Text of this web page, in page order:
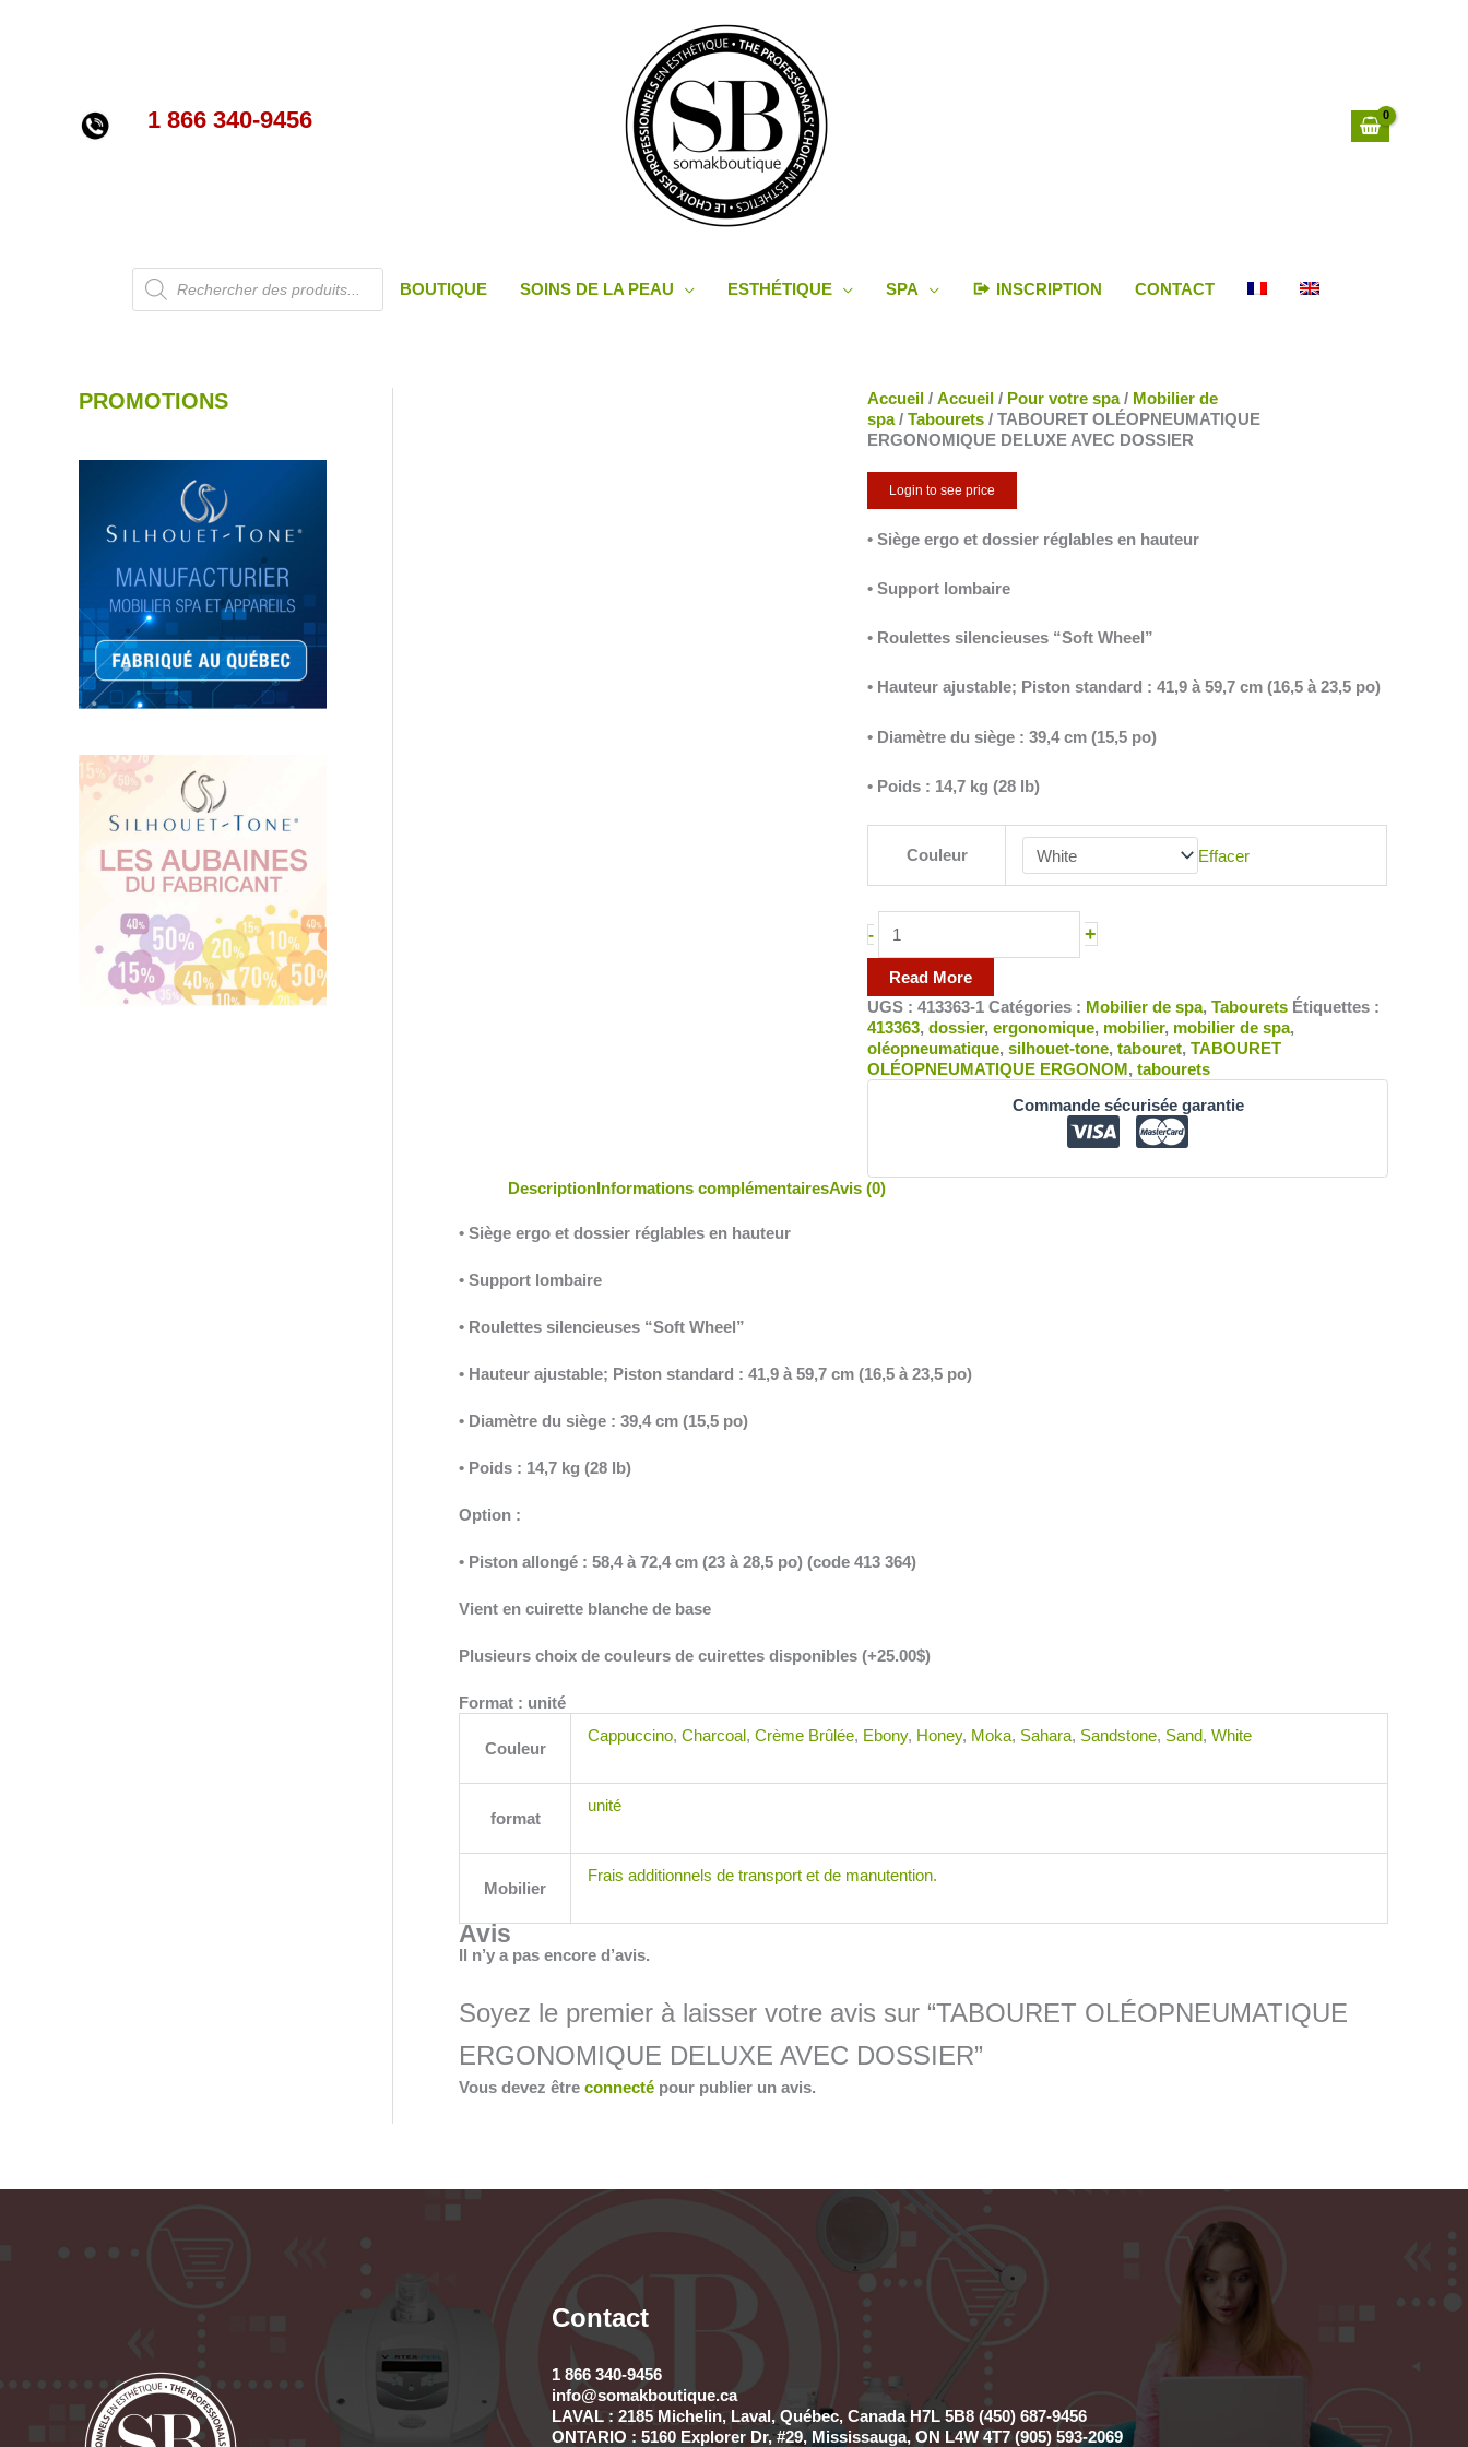
1 866 340-9456
Recherche
de
produits
BOUTIQUE SOINS DE LA PEAU ESTHÉTIQUE SPA INSCRIPTION CONTACT
PROMOTIONS Accueil /Accueil / Pour votre spa/ Mobilier de
spa/Tabourets / TABOURET OLÉOPNEUMATIQUE
ERGONOMIQUE DELUXE AVEC DOSSIER
Login to see price
• Siège ergo et dossier réglables en hauteur
• Support lombaire
• Roulettes silencieuses “Soft Wheel”
• Hauteur ajustable; Piston standard : 41,9 à 59,7 cm (16,5 à 23,5 po)
• Diamètre du siège : 39,4 cm (15,5 po)
• Poids : 14,7 kg (28 lb)
Couleur Effacer
-
quantité
de
TABOURET
DELUXE
DOSSIER
+
Read More
UGS :413363-1 Catégories : Mobilier de spa,Tabourets Étiquettes :
413363,dossier,ergonomique, mobilier, mobilier de spa,
oléopneumatique,silhouet-tone,tabouret,TABOURET
OLÉOPNEUMATIQUE ERGONOM,tabourets
Commande sécurisée garantie
DescriptionInformations complémentairesAvis (0)
• Siège ergo et dossier réglables en hauteur
• Support lombaire
• Roulettes silencieuses “Soft Wheel”
• Hauteur ajustable; Piston standard : 41,9 à 59,7 cm (16,5 à 23,5 po)
• Diamètre du siège : 39,4 cm (15,5 po)
• Poids : 14,7 kg (28 lb)
Option :
• Piston allongé : 58,4 à 72,4 cm (23 à 28,5 po) (code 413 364)
Vient en cuirette blanche de base
Plusieurs choix de couleurs de cuirettes disponibles (+25.00$)
Format : unité
Couleur
Cappuccino, Charcoal, Crème Brûlée, Ebony, Honey, Moka, Sahara, Sandstone, Sand, White
format
unité
Mobilier
Frais additionnels de transport et de manutention.
Avis
Il n’y a pas encore d’avis.
Soyez le premier à laisser votre avis sur “TABOURET OLÉOPNEUMATIQUE
ERGONOMIQUE DELUXE AVEC DOSSIER”
Vous devez être connecté pour publier un avis.
Contact
1 866 340-9456
info@somakboutique.ca
LAVAL : 2185 Michelin, Laval, Québec, Canada H7L 5B8 (450) 687-9456
ONTARIO : 5160 Explorer Dr, #29, Mississauga, ON L4W 4T7 (905) 593-2069